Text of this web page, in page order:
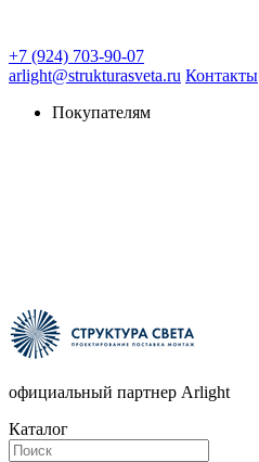
+7 (924) 703-90-07
arlight@strukturasveta.ru Контакты
Покупателям
официальный партнер Arlight
Каталог